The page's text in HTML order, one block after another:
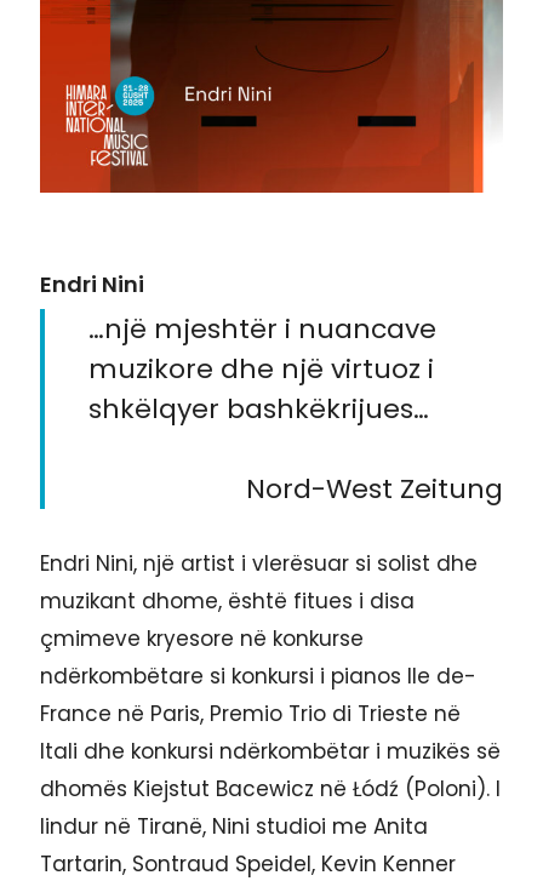
Endri Nini
…një mjeshtër i nuancave
muzikore dhe një virtuoz i
shkëlqyer bashkëkrijues…
Nord-West Zeitung
Endri Nini, një artist i vlerësuar si solist dhe
muzikant dhome, është fitues i disa
çmimeve kryesore në konkurse
ndërkombëtare si konkursi i pianos Ile de-
France në Paris, Premio Trio di Trieste në
Itali dhe konkursi ndërkombëtar i muzikës së
dhomës Kiejstut Bacewicz në Łódź (Poloni). I
lindur në Tiranë, Nini studioi me Anita
Tartarin, Sontraud Speidel, Kevin Kenner